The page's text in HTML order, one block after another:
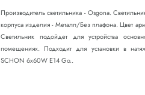
Производитель светильника - Osgona.
корпуса изделия - Металл/Без плафона. Цвет
Светильник подойдет для устройства
помещениях. Подходит для установки в
SCHON 6x60W E14 Go..